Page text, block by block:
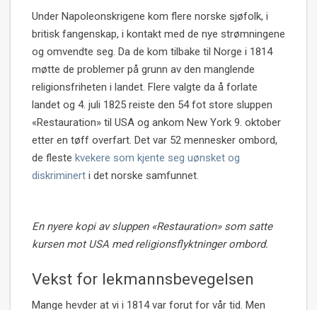
Under Napoleonskrigene kom flere norske sjøfolk, i
britisk fangenskap, i kontakt med de nye strømningene
og omvendte seg. Da de kom tilbake til Norge i 1814
møtte de problemer på grunn av den manglende
religionsfriheten i landet. Flere valgte da å forlate
landet og 4. juli 1825 reiste den 54 fot store sluppen
«Restauration» til USA og ankom New York 9. oktober
etter en tøff overfart. Det var 52 mennesker ombord,
de fleste kvekere som kjente seg uønsket og
diskriminert i det norske samfunnet.
En nyere kopi av sluppen «Restauration» som satte
kursen mot USA med religionsflyktninger ombord.
Vekst for lekmannsbevegelsen
Mange hevder at vi i 1814 var forut for vår tid. Men